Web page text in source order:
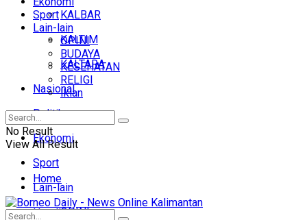
KALBAR
KALTIM
KALTARA
Nasional
Politik
Ekonomi
Sport
Lain-lain
OPINI
Sport
Lain-lain
OPINI
BUDAYA
KESEHATAN
RELIGI
Iklan
No Result
View All Result
Home
Headline